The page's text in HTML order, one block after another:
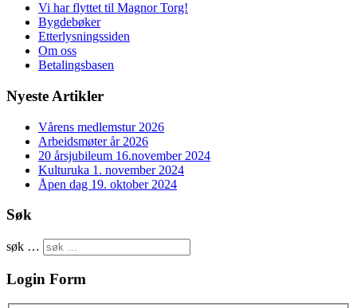
Vi har flyttet til Magnor Torg!
Bygdebøker
Etterlysningssiden
Om oss
Betalingsbasen
Nyeste Artikler
Vårens medlemstur 2026
Arbeidsmøter år 2026
20 årsjubileum 16.november 2024
Kulturuka 1. november 2024
Åpen dag 19. oktober 2024
Søk
søk …
Login Form